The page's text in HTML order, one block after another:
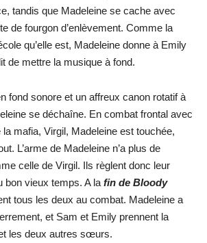
tandis que Madeleine se cache avec
de fourgon d’enlèvement. Comme la
qu’elle est, Madeleine donne à Emily
de mettre la musique à fond.
fond sonore et un affreux canon rotatif à
se déchaîne. En combat frontal avec
mafia, Virgil, Madeleine est touchée,
L’arme de Madeleine n’a plus de
celle de Virgil. Ils règlent donc leur
bon vieux temps. A la fin de Bloody
tous les deux au combat. Madeleine a
et Sam et Emily prennent la
les deux autres sœurs.